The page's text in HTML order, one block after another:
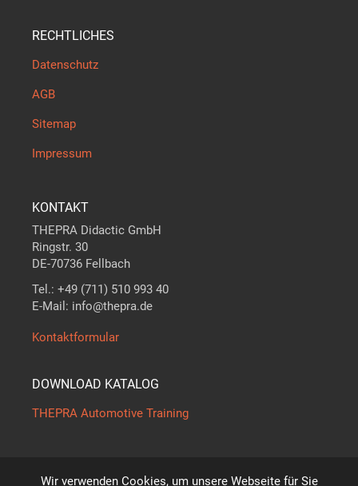
Wir verwenden Cookies, um unsere Webseite für Sie
RECHTLICHES
Datenschutz
AGB
Sitemap
Impressum
KONTAKT
THEPRA Didactic GmbH
Ringstr. 30
DE-70736 Fellbach
Tel.: +49 (711) 510 993 40
E-Mail: info@thepra.de
Kontaktformular
DOWNLOAD KATALOG
THEPRA Automotive Training